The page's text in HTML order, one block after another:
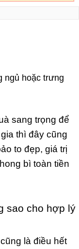
ngủ hoặc trưng
sang trọng để
thì đây cũng
to đẹp, giá trị
bì toàn tiền
sao cho hợp lý
là điều hết